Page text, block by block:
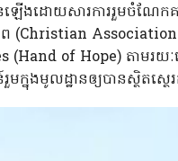
ើងដោយសារការរួមចំណែកគ
ព (Christian
of Hope) តាមរយៈន
នុងមូលដ្ឋានឲ្យបានស្ថិតស្ថេ